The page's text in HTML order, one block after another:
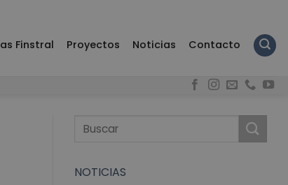
Finstral Proyectos Noticias Contacto
NOTICIAS